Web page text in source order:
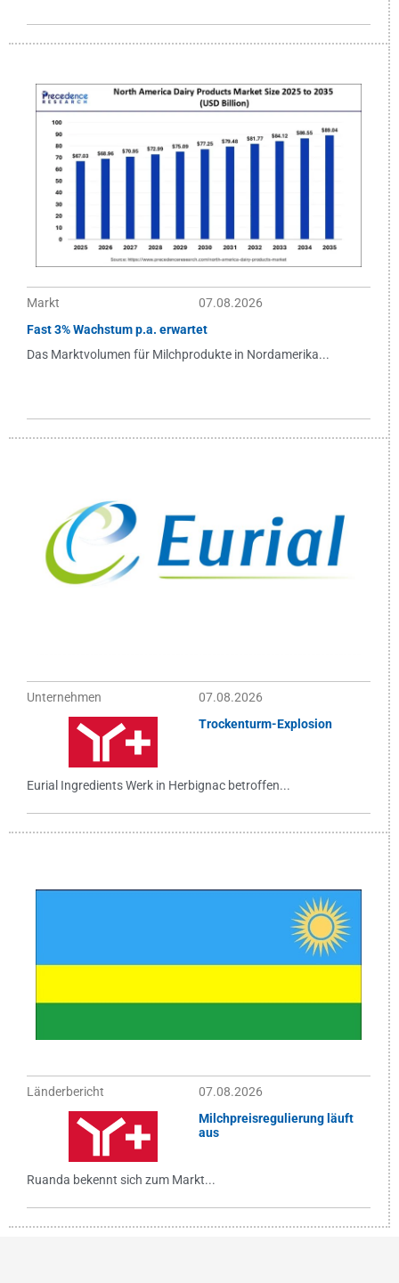
Markt
07.08.2026
Fast 3% Wachstum p.a. erwartet
Das Marktvolumen für Milchprodukte in Nordamerika...
Unternehmen
07.08.2026
Trockenturm-Explosion
Eurial Ingredients Werk in Herbignac betroffen...
Länderbericht
07.08.2026
Milchpreisregulierung läuft
aus
Ruanda bekennt sich zum Markt...